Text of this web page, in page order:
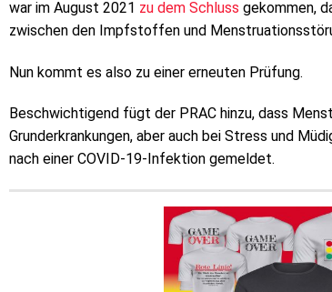
war im August 2021 zu dem Schluss gekommen,
zwischen den Impfstoffen und
Nun kommt es also zu einer erneuten Prüfung.
Beschwichtigend fügt der PRAC hinzu, dass
Grunderkrankungen, aber auch bei Stress und
nach einer COVID-19-Infektion gemeldet.